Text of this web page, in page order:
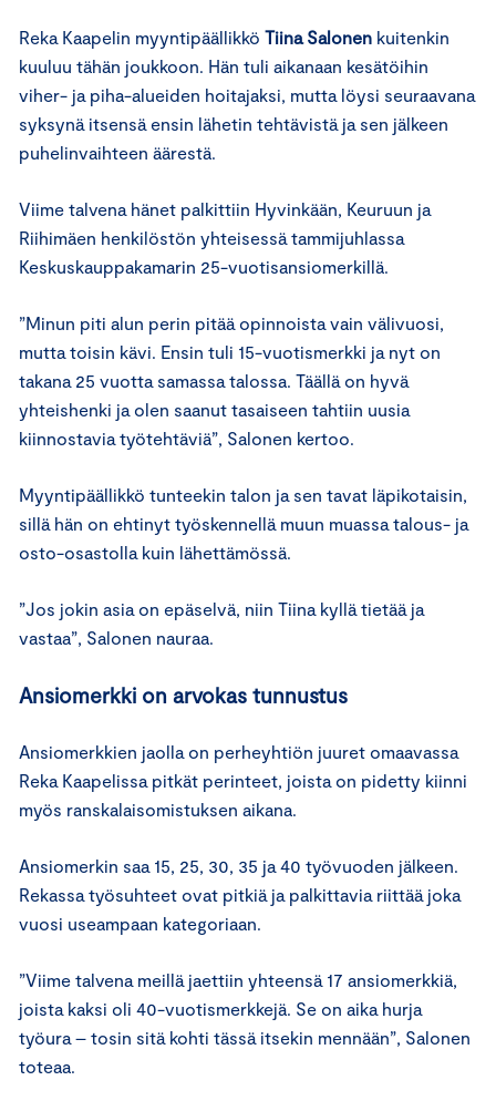
Reka Kaapelin myyntipäällikkö Tiina Salonen kuitenkin
kuuluu tähän joukkoon. Hän tuli aikanaan kesätöihin
viher- ja piha-alueiden hoitajaksi, mutta löysi seuraavana
syksynä itsensä ensin lähetin tehtävistä ja sen jälkeen
puhelinvaihteen äärestä.
Viime talvena hänet palkittiin Hyvinkään, Keuruun ja
Riihimäen henkilöstön yhteisessä tammijuhlassa
Keskuskauppakamarin 25-vuotisansiomerkillä.
”Minun piti alun perin pitää opinnoista vain välivuosi,
mutta toisin kävi. Ensin tuli 15-vuotismerkki ja nyt on
takana 25 vuotta samassa talossa. Täällä on hyvä
yhteishenki ja olen saanut tasaiseen tahtiin uusia
kiinnostavia työtehtäviä”, Salonen kertoo.
Myyntipäällikkö tunteekin talon ja sen tavat läpikotaisin,
sillä hän on ehtinyt työskennellä muun muassa talous- ja
osto-osastolla kuin lähettämössä.
”Jos jokin asia on epäselvä, niin Tiina kyllä tietää ja
vastaa”, Salonen nauraa.
Ansiomerkki on arvokas tunnustus
Ansiomerkkien jaolla on perheyhtiön juuret omaavassa
Reka Kaapelissa pitkät perinteet, joista on pidetty kiinni
myös ranskalaisomistuksen aikana.
Ansiomerkin saa 15, 25, 30, 35 ja 40 työvuoden jälkeen.
Rekassa työsuhteet ovat pitkiä ja palkittavia riittää joka
vuosi useampaan kategoriaan.
”Viime talvena meillä jaettiin yhteensä 17 ansiomerkkiä,
joista kaksi oli 40-vuotismerkkejä. Se on aika hurja
työura – tosin sitä kohti tässä itsekin mennään”, Salonen
toteaa.